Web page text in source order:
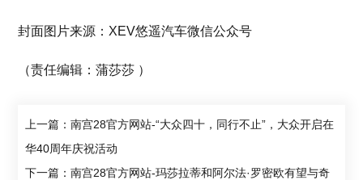
封面图片来源：XEV悠遥汽车微信公众号
（责任编辑：蒲莎莎 ）
上一篇：南宫28官方网站-“大众四十，同行不止”，大众开启在
华40周年庆祝活动
下一篇：南宫28官方网站-玛莎拉蒂和阿尔法·罗密欧有望与奇